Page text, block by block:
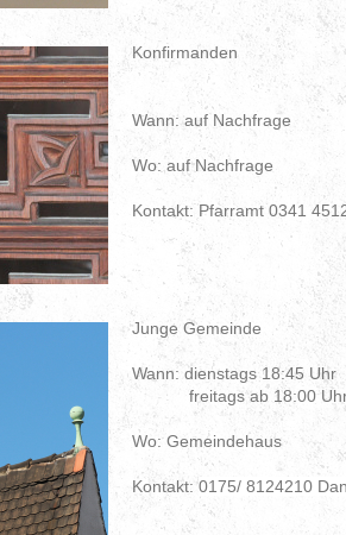
Wann: auf Nachfrage
Wo: auf Nachfrage
Kontakt: Pfarramt 0341
Junge Gemeinde
Wann: dienstags 18:45 Uhr
freitags ab 18:00
Wo: Gemeindehaus
Kontakt:0175/ 8124210